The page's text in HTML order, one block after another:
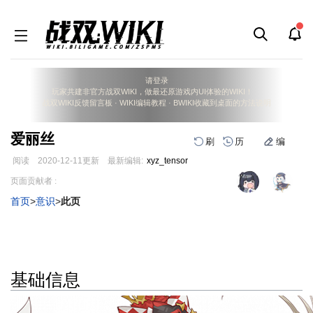
请登录
玩家共建非官方战双WIKI，做最还原游戏内UI体验的WIKI！
战双WIKI反馈留言板 · WIKI编辑教程 · BWIKI收藏到桌面的方法说明
爱丽丝 刷 历 编
阅读 2020-12-11更新 最新编辑: xyz_tensor
跳
导
跳
搜
页面贡献者 :
首页>意识>此页
基础信息